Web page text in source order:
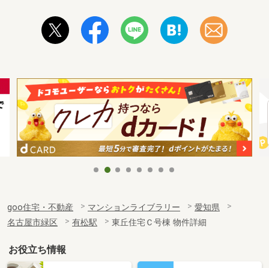
goo住宅・不動産 マンションライブラリー
愛知県
名古屋市緑区
有松駅 東丘住宅Ｃ号棟 物件詳細
お役立ち情報